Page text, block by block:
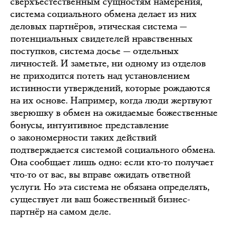
система социального обмена делает из них
деловых партнёров, этическая система —
потенциальных свидетелей нравственных
поступков, система досье — отдельных
личностей. И заметьте, ни одному из отделов
не приходится потеть над установлением
истинности утверждений, которые рождаются
на их основе. Например, когда люди жертвуют
зверюшку в обмен на ожидаемые божественные
бонусы, интуитивное представление
о закономерности таких действий
подтверждается системой социального обмена.
Она сообщает лишь одно: если кто-то получает
что-то от вас, вы вправе ожидать ответной
услуги. Но эта система не обязана определять,
существует ли ваш божественный бизнес-
партнёр на самом деле.